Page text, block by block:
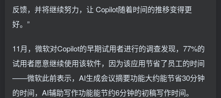
反馈，并将继续努力，让 Copilot随着时间的推移变得更
好。”
11月，微软对Copilot的早期试用者进行的调查发现，77%的
试用者愿意继续使用该软件，因为该应用节省了员工的时间
——微软此前表示，AI生成会议摘要功能大约能节省30分钟
的时间，AI辅助写作功能能节约6分钟的初稿写作时间。